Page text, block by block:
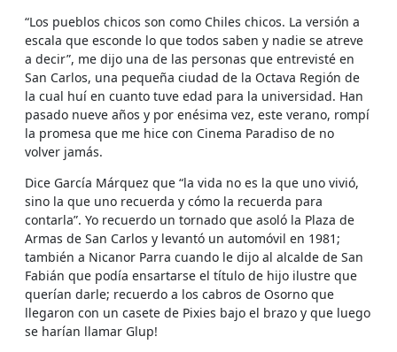
“Los pueblos chicos son como Chiles chicos. La versión a
escala que esconde lo que todos saben y nadie se atreve
a decir”, me dijo una de las personas que entrevisté en
San Carlos, una pequeña ciudad de la Octava Región de
la cual huí en cuanto tuve edad para la universidad. Han
pasado nueve años y por enésima vez, este verano, rompí
la promesa que me hice con Cinema Paradiso de no
volver jamás.
Dice García Márquez que “la vida no es la que uno vivió,
sino la que uno recuerda y cómo la recuerda para
contarla”. Yo recuerdo un tornado que asoló la Plaza de
Armas de San Carlos y levantó un automóvil en 1981;
también a Nicanor Parra cuando le dijo al alcalde de San
Fabián que podía ensartarse el título de hijo ilustre que
querían darle; recuerdo a los cabros de Osorno que
llegaron con un casete de Pixies bajo el brazo y que luego
se harían llamar Glup!